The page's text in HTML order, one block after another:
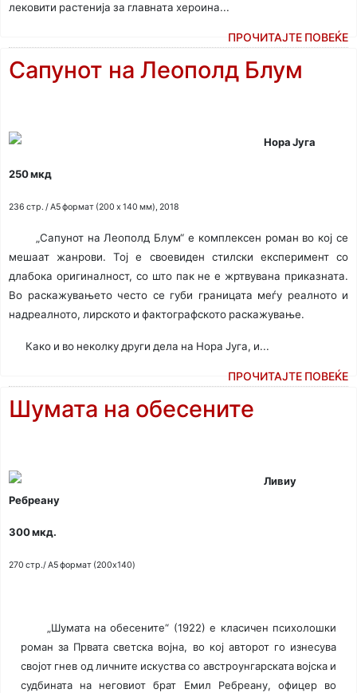
лековити растенија за главната хероина...
ПРОЧИТАЈТЕ ПОВЕЌЕ
Сапунот на Леополд Блум
Нора Југа
250 мкд
236 стр. / A5 формат (200 x 140 мм), 2018
„Сапунот на Леополд Блум“ е комплексен роман во кој се
мешаат жанрови. Тој е своевиден стилски експеримент со
длабока оригиналност, со што пак не е жртвувана приказната.
Во раскажувањето често се губи границата меѓу реалното и
надреалното, лирското и фактографското раскажување.
Како и во неколку други дела на Нора Југа, и...
ПРОЧИТАЈТЕ ПОВЕЌЕ
Шумата на обесените
Ливиу
Ребреану
300 мкд.
270 стр./ A5 формат (200x140)
„Шумата на обесените“ (1922) е класичен психолошки
роман за Првата светска војна, во кој авторот го изнесува
својот гнев од личните искуства со австроунгарската војска и
судбината на неговиот брат Емил Ребреану, офицер во